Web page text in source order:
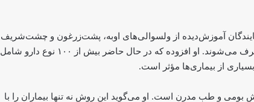
آموزش‌دیده از ولسوالی‌های اوبه، پشت‌زرغون و چشت‌شریف
جمع‌آوری می‌شوند و پس‌از چند مرحله پروسس، آماده مصرف می‌شوند. او افزوده که در حال حاضر بیش از ۱۰۰ نوع دارو شامل
از بیماری‌ها مؤثر است.
بومی و طب مدرن است. او می‌گوید این روش نه تنها بیماران را با